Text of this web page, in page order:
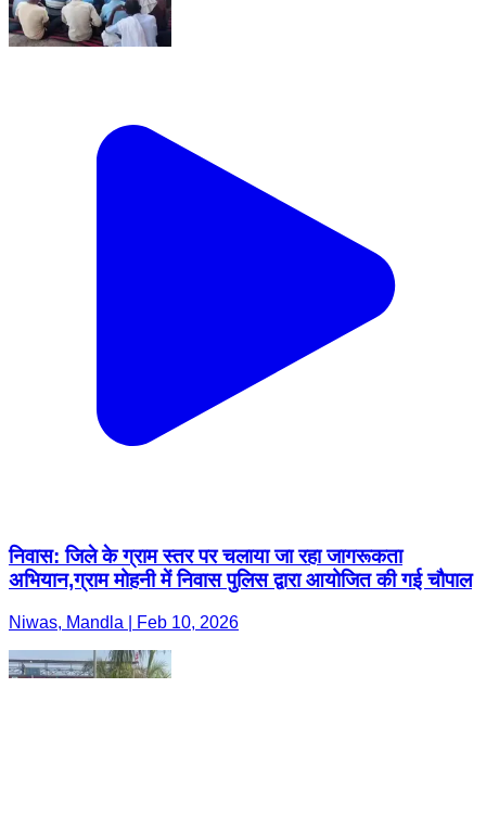
निवास: जिले के ग्राम स्तर पर चलाया जा रहा जागरूकता
अभियान,ग्राम मोहनी में निवास पुलिस द्वारा आयोजित की गई चौपाल
Niwas, Mandla | Feb 10, 2026